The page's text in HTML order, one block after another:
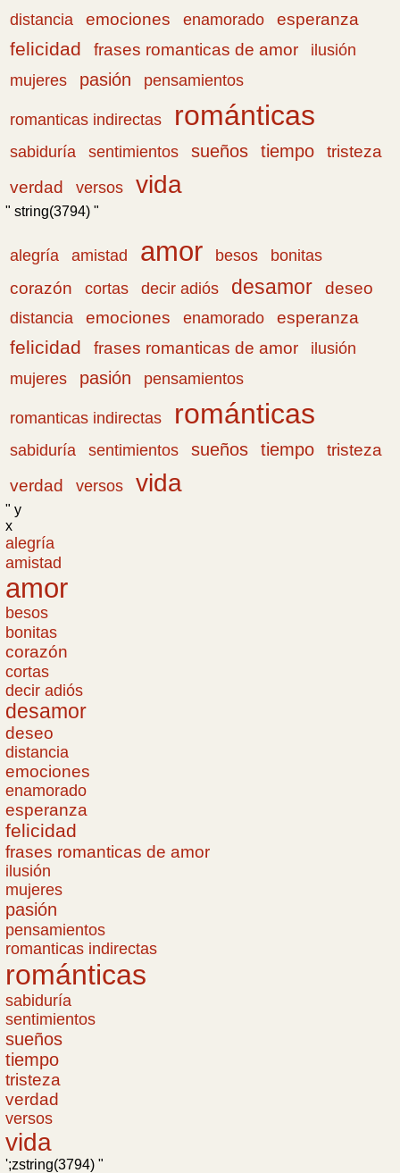
distancia emociones enamorado esperanza
felicidad frases romanticas de amor
ilusión
mujeres
pasión pensamientos
romanticas indirectas románticas
sabiduría sentimientos sueños tiempo
tristeza
verdad
versos vida
" string(3794) "
alegría amistad amor besos
bonitas
corazón
cortas decir adiós desamor deseo
distancia emociones enamorado esperanza
felicidad frases romanticas de amor
ilusión
mujeres
pasión pensamientos
romanticas indirectas románticas
sabiduría sentimientos sueños tiempo
tristeza
verdad
versos vida
" y
x
alegría
amistad
amor
besos
bonitas
corazón
cortas
decir adiós
desamor
deseo
distancia
emociones
enamorado
esperanza
felicidad
frases romanticas de amor
ilusión
mujeres
pasión
pensamientos
romanticas indirectas
románticas
sabiduría
sentimientos
sueños
tiempo
tristeza
verdad
versos
vida
';zstring(3794) "